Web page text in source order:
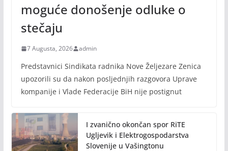
moguće donošenje odluke o
stečaju
7 Augusta, 2026 admin
Predstavnici Sindikata radnika Nove Željezare Zenica
upozorili su da nakon posljednjih razgovora Uprave
kompanije i Vlade Federacije BiH nije postignut
I zvanično okončan spor RiTE
Ugljevik i Elektrogospodarstva
Slovenije u Vašingtonu